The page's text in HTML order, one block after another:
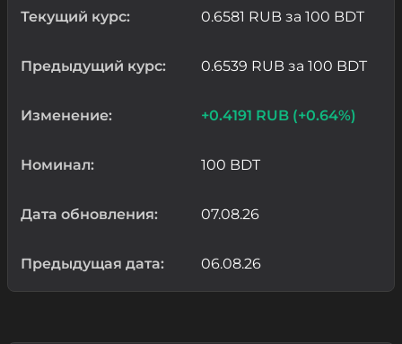
Текущий курс: 0.6581 RUB за 100 BDT
Предыдущий курс: 0.6539 RUB за 100 BDT
Изменение: +0.4191 RUB (+0.64%)
Номинал: 100 BDT
Дата обновления: 07.08.26
Предыдущая дата: 06.08.26